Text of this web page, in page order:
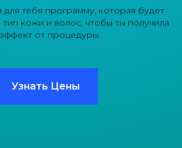
тебя программу, которая будет
тип кожи и волос, чтобы ты получила
от процедуры.
Узнать Цены